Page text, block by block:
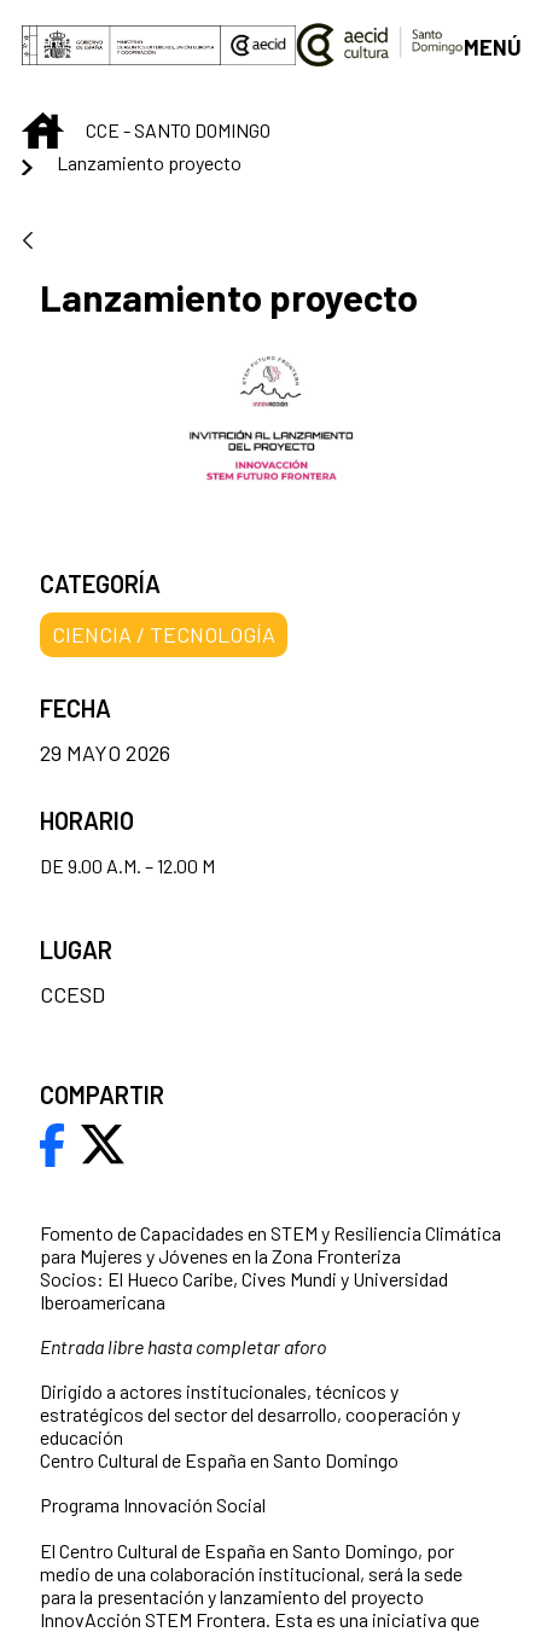
Saltar al contenido principal
MENÚ
INICIOCCE - SANTO DOMINGO
Lanzamiento proyecto
Lanzamiento proyecto
Fomento de Capacidades en STEM y Resiliencia Climática
para Mujeres y Jóvenes en la Zona Fronteriza
Socios: El Hueco Caribe, Cives Mundi y Universidad
Iberoamericana
Entrada libre hasta completar aforo
Dirigido a actores institucionales, técnicos y
estratégicos del sector del desarrollo, cooperación y
educación
Centro Cultural de España en Santo Domingo
Programa Innovación Social
El Centro Cultural de España en Santo Domingo, por
medio de una colaboración institucional, será la sede
para la presentación y lanzamiento del proyecto
InnovAcción STEM Frontera. Esta es una iniciativa que
CATEGORÍA
CIENCIA / TECNOLOGÍA
FECHA
29 MAYO 2026
HORARIO
DE 9.00 A.M. – 12.00 M
LUGAR
CCESD
COMPARTIR